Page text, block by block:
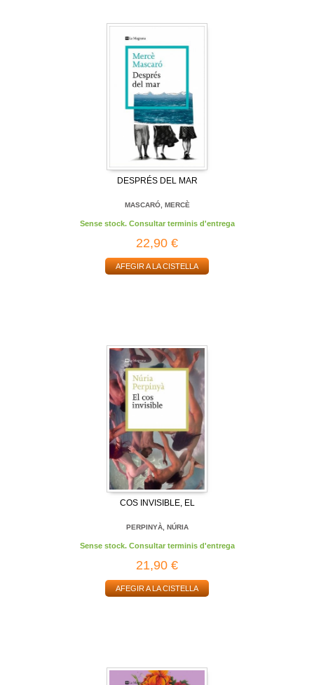
DESPRÉS DEL MAR
MASCARÓ, MERCÈ
Sense stock. Consultar terminis d'entrega
22,90 €
AFEGIR A LA CISTELLA
COS INVISIBLE, EL
PERPINYÀ, NÚRIA
Sense stock. Consultar terminis d'entrega
21,90 €
AFEGIR A LA CISTELLA